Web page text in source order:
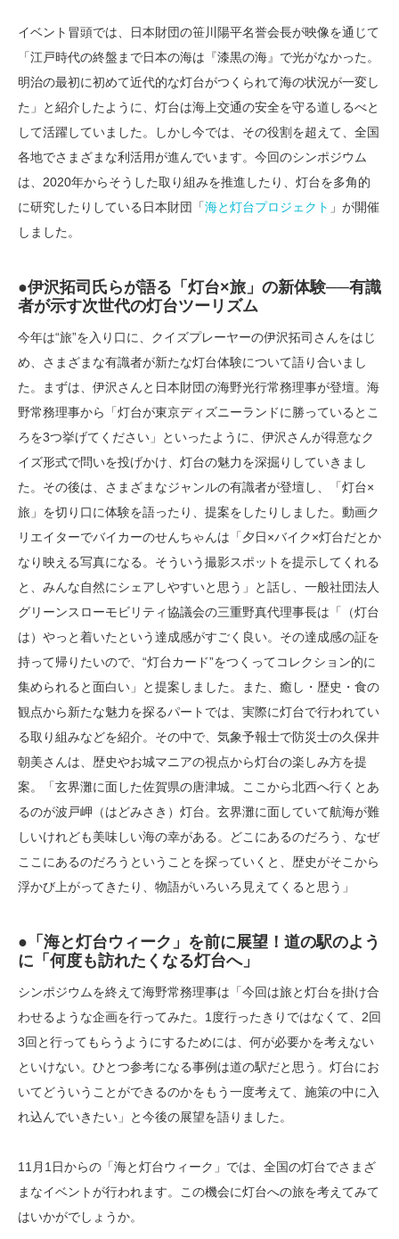
イベント冒頭では、日本財団の笹川陽平名誉会長が映像を通じて
「江戸時代の終盤まで日本の海は『漆黒の海』で光がなかった。
明治の最初に初めて近代的な灯台がつくられて海の状況が一変し
た」と紹介したように、灯台は海上交通の安全を守る道しるべと
して活躍していました。しかし今では、その役割を超えて、全国
各地でさまざまな利活用が進んでいます。今回のシンポジウム
は、2020年からそうした取り組みを推進したり、灯台を多角的
に研究したりしている日本財団「海と灯台プロジェクト 」が開催
しました。
●伊沢拓司氏らが語る「灯台×旅」の新体験──有識
者が示す次世代の灯台ツーリズム
今年は“旅”を入り口に、クイズプレーヤーの伊沢拓司さんをはじ
め、さまざまな有識者が新たな灯台体験について語り合いまし
た。まずは、伊沢さんと日本財団の海野光行常務理事が登壇。海
野常務理事から「灯台が東京ディズニーランドに勝っているとこ
ろを3つ挙げてください」といったように、伊沢さんが得意なク
イズ形式で問いを投げかけ、灯台の魅力を深掘りしていきまし
た。その後は、さまざまなジャンルの有識者が登壇し、「灯台×
旅」を切り口に体験を語ったり、提案をしたりしました。動画ク
リエイターでバイカーのせんちゃんは「夕日×バイク×灯台だとか
なり映える写真になる。そういう撮影スポットを提示してくれる
と、みんな自然にシェアしやすいと思う」と話し、一般社団法人
グリーンスローモビリティ協議会の三重野真代理事長は「（灯台
は）やっと着いたという達成感がすごく良い。その達成感の証を
持って帰りたいので、“灯台カード”をつくってコレクション的に
集められると面白い」と提案しました。また、癒し・歴史・食の
観点から新たな魅力を探るパートでは、実際に灯台で行われてい
る取り組みなどを紹介。その中で、気象予報士で防災士の久保井
朝美さんは、歴史やお城マニアの視点から灯台の楽しみ方を提
案。「玄界灘に面した佐賀県の唐津城。ここから北西へ行くとあ
るのが波戸岬（はどみさき）灯台。玄界灘に面していて航海が難
しいけれども美味しい海の幸がある。どこにあるのだろう、なぜ
ここにあるのだろうということを探っていくと、歴史がそこから
浮かび上がってきたり、物語がいろいろ見えてくると思う」
●「海と灯台ウィーク」を前に展望！道の駅のよう
に「何度も訪れたくなる灯台へ」
シンポジウムを終えて海野常務理事は「今回は旅と灯台を掛け合
わせるような企画を行ってみた。1度行ったきりではなくて、2回
3回と行ってもらうようにするためには、何が必要かを考えない
といけない。ひとつ参考になる事例は道の駅だと思う。灯台にお
いてどういうことができるのかをもう一度考えて、施策の中に入
れ込んでいきたい」と今後の展望を語りました。
11月1日からの「海と灯台ウィーク」では、全国の灯台でさまざ
まなイベントが行われます。この機会に灯台への旅を考えてみて
はいかがでしょうか。